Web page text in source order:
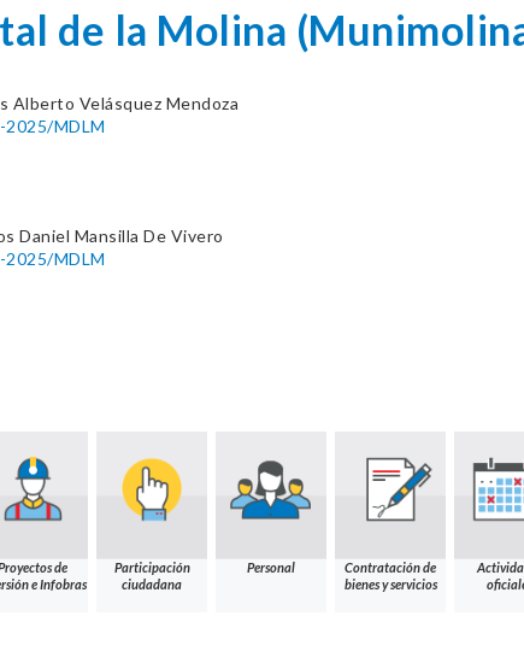
de la Molina
Alberto Velásquez Mendoza
2025/MDLM
Daniel Mansilla De Vivero
2025/MDLM
de
e Infobras
Participación
ciudadana
Personal
Contratación de
bienes y servicios